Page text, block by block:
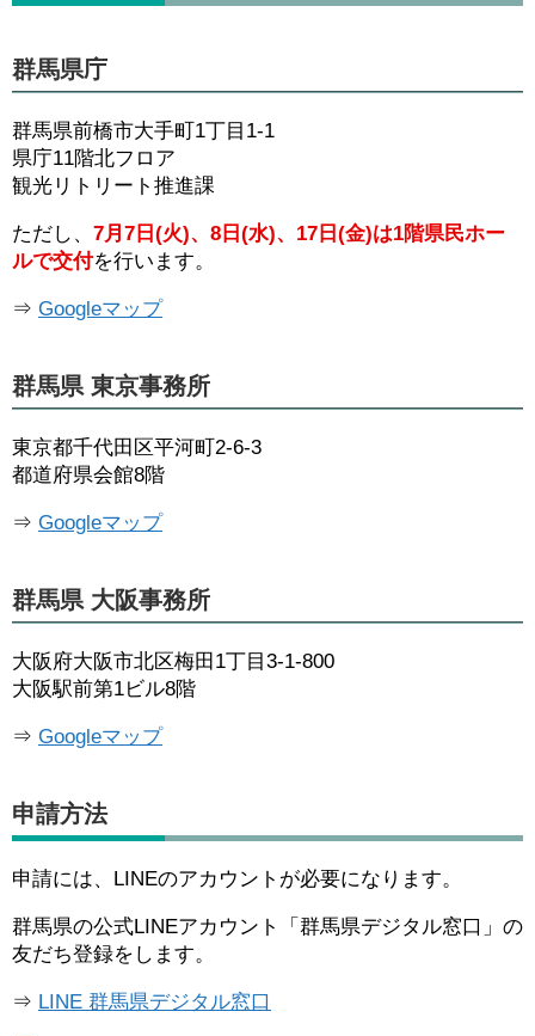
群馬県庁
群馬県前橋市大手町1丁目1-1
県庁11階北フロア
観光リトリート推進課
ただし、 7月7日(火)、8日(水)、17日(金)は1階県民ホー
ルで交付を行います。
⇒ Googleマップ
群馬県 東京事務所
東京都千代田区平河町2-6-3
都道府県会館8階
⇒ Googleマップ
群馬県 大阪事務所
大阪府大阪市北区梅田1丁目3-1-800
大阪駅前第1ビル8階
⇒ Googleマップ
申請方法
申請には、LINEのアカウントが必要になります。
群馬県の公式LINEアカウント「群馬県デジタル窓口」の
友だち登録をします。
⇒ LINE 群馬県デジタル窓口